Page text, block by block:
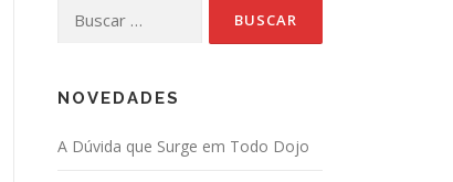
NOVEDADES
A Dúvida que Surge em Todo Dojo